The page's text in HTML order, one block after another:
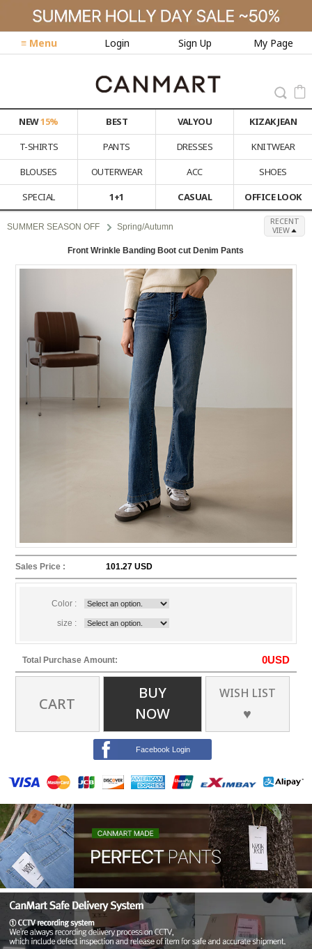
≡ Menu Login Sign Up My Page
NEW15% BEST VALYOU
KIZAK JEAN
T-SHIRTS
PANTS DRESSES
KNITWEAR
BLOUSES
OUTERWEAR ACC
SHOES
SPECIAL
1+1 CASUAL OFFICE LOOK
SUMMER SEASON OFF Spring/Autumn
RECENT
VIEW
Front Wrinkle Banding Boot cut Denim Pants
Sales Price : 101.27 USD
Color :
size :
Total Purchase Amount: 0USD
CART
BUY
NOW
WISH LIST
♥
Facebook Login